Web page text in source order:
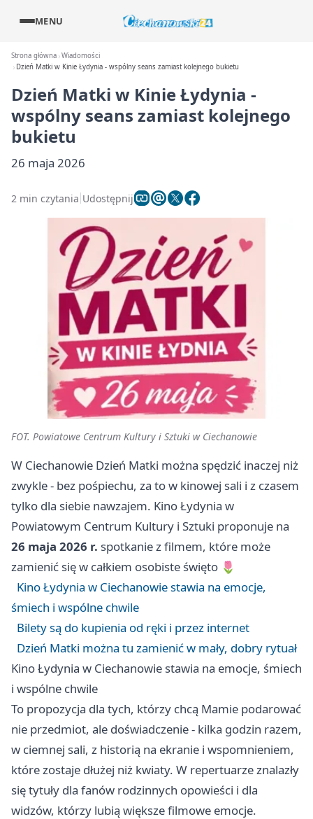
MENU
Strona główna Wiadomości
Dzień Matki w Kinie Łydynia - wspólny seans zamiast kolejnego bukietu
Dzień Matki w Kinie Łydynia -
wspólny seans zamiast kolejnego
bukietu
26 maja 2026
2 min czytania Udostępnij
FOT. Powiatowe Centrum Kultury i Sztuki w Ciechanowie
W Ciechanowie Dzień Matki można spędzić inaczej niż
zwykle - bez pośpiechu, za to w kinowej sali i z czasem
tylko dla siebie nawzajem. Kino Łydynia w
Powiatowym Centrum Kultury i Sztuki proponuje na
26 maja 2026 r. spotkanie z filmem, które może
zamienić się w całkiem osobiste święto 🌷
Kino Łydynia w Ciechanowie stawia na emocje,
śmiech i wspólne chwile
Bilety są do kupienia od ręki i przez internet
Dzień Matki można tu zamienić w mały, dobry rytuał
Kino Łydynia w Ciechanowie stawia na emocje, śmiech
i wspólne chwile
To propozycja dla tych, którzy chcą Mamie podarować
nie przedmiot, ale doświadczenie - kilka godzin razem,
w ciemnej sali, z historią na ekranie i wspomnieniem,
które zostaje dłużej niż kwiaty. W repertuarze znalazły
się tytuły dla fanów rodzinnych opowieści i dla
widzów, którzy lubią większe filmowe emocje.